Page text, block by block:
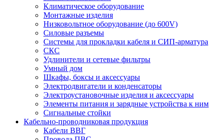
Климатическое оборудование
Монтажные изделия
Низковольтное оборудование (до 600V)
Силовые разъемы
Системы для прокладки кабеля и СИП-арматура
СКС
Удлинители и сетевые фильтры
Умный дом
Шкафы, боксы и аксессуары
Электродвигатели и конденсаторы
Электроустановочные изделия и аксессуары
Элементы питания и зарядные устройства к ним
Сигнальные стойки
Кабельно-проводниковая продукция
Кабели ВВГ